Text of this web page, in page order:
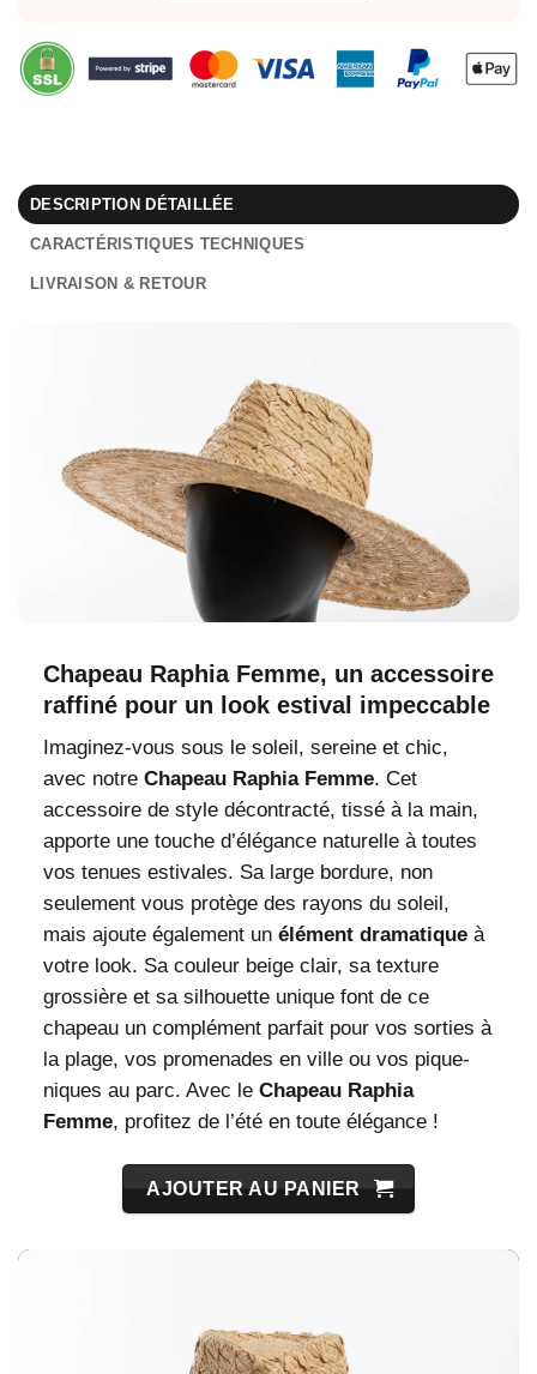
DESCRIPTION DÉTAILLÉE
CARACTÉRISTIQUES TECHNIQUES
LIVRAISON & RETOUR
Chapeau Raphia Femme, un accessoire
raffiné pour un look estival impeccable
Imaginez-vous sous le soleil, sereine et chic,
avec notre Chapeau Raphia Femme. Cet
accessoire de style décontracté, tissé à la main,
apporte une touche d’élégance naturelle à toutes
vos tenues estivales. Sa large bordure, non
seulement vous protège des rayons du soleil,
mais ajoute également un élément dramatiqueà
votre look. Sa couleur beige clair, sa texture
grossière et sa silhouette unique font de ce
chapeau un complément parfait pour vos sorties à
la plage, vos promenades en ville ou vos pique-
niques au parc. Avec le Chapeau Raphia
Femme, profitez de l’été en toute élégance !
AJOUTER AU PANIER